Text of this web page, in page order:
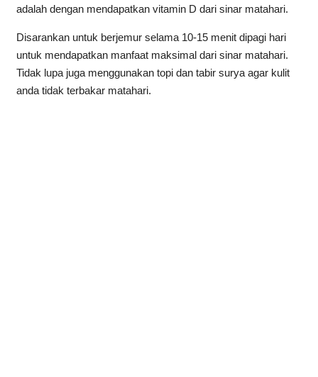
adalah dengan mendapatkan vitamin D dari sinar matahari.
Disarankan untuk berjemur selama 10-15 menit dipagi hari
untuk mendapatkan manfaat maksimal dari sinar matahari.
Tidak lupa juga menggunakan topi dan tabir surya agar kulit
anda tidak terbakar matahari.